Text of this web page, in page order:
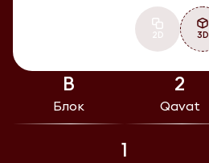
В
Блок
2
Qavat
1
2D 3D